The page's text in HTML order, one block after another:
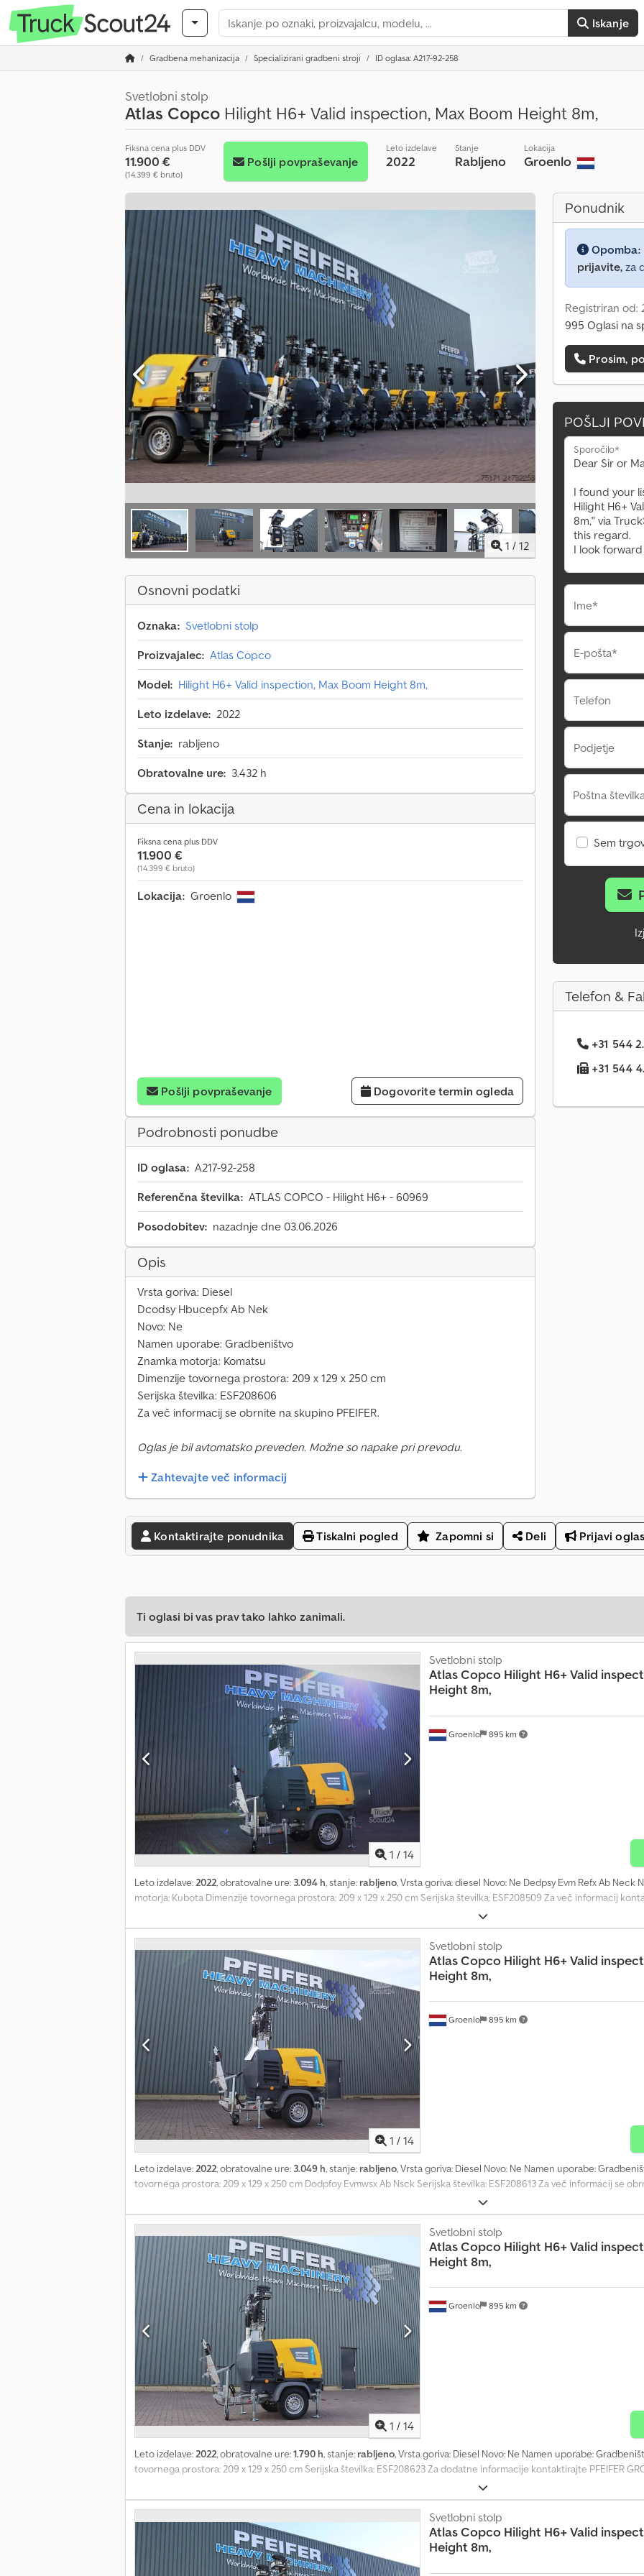
Iskanje
Gradbena mehanizacija Specializirani gradbeni stroji ID oglasa: A217-92-258
Svetlobni stolp
Atlas Copco Hilight H6+ Valid inspection, Max Boom Height 8m,
Fiksna cena plus DDV
11.900 €
(14.399 € bruto)
Pošlji povpraševanje
Leto izdelave
2022
Stanje
Rabljeno
Lokacija
Groenlo
1 / 12
Osnovni podatki
Oznaka: Svetlobni stolp
Proizvajalec: Atlas Copco
Model: Hilight H6+ Valid inspection, Max Boom Height 8m,
Leto izdelave: 2022
Stanje: rabljeno
Obratovalne ure: 3.432 h
Cena in lokacija
Fiksna cena plus DDV
11.900 €
(14.399 € bruto)
Lokacija: Groenlo
Pošlji povpraševanje Dogovorite termin ogleda
Podrobnosti ponudbe
ID oglasa: A217-92-258
Referenčna številka: ATLAS COPCO - Hilight H6+ - 60969
Posodobitev: nazadnje dne 03.06.2026
Opis
Vrsta goriva: Diesel
Dcodsy Hbucepfx Ab Nek
Novo: Ne
Namen uporabe: Gradbeništvo
Znamka motorja: Komatsu
Dimenzije tovornega prostora: 209 x 129 x 250 cm
Serijska številka: ESF208606
Za več informacij se obrnite na skupino PFEIFER.
Oglas je bil avtomatsko preveden. Možne so napake pri prevodu.
Zahtevajte več informacij
Ponudnik
Opomba:
prijavite, za
Registriran od:
995 Oglasi na
Prosim,
POŠLJI
Sporočilo*
Ime*
E-pošta*
Telefon
Podjetje
Poštna
Sem
Telefon &
+31 544
+31 544
Kontaktirajte ponudnika Tiskalni pogled Zapomni si Deli Prijavi
Ti oglasi bi vas prav tako lahko zanimali.
1 / 14
Groenlo 895 km
Svetlobni stolp
Atlas Copco Hilight H6+ Valid
Height 8m,
Leto izdelave:2022, obratovalne ure: 3.094 h, stanje: rabljeno, Vrsta goriva: diesel Novo: Ne Dedpsy Evm Refx Ab
motorja: Kubota Dimenzije tovornega prostora: 209 x 129 x 250 cm Serijska številka: ESF208509 Za več informacij
1 / 14
Groenlo 895 km
Svetlobni stolp
Atlas Copco Hilight H6+ Valid
Height 8m,
Leto izdelave:2022, obratovalne ure: 3.049 h, stanje: rabljeno, Vrsta goriva: Diesel Novo: Ne Namen uporabe:
tovornega prostora: 209 x 129 x 250 cm Dodpfoy Evmwsx Ab Nsck Serijska številka: ESF208613 Za več informacij se
1 / 14
Groenlo 895 km
Svetlobni stolp
Atlas Copco Hilight H6+ Valid
Height 8m,
Leto izdelave:2022, obratovalne ure:1.790 h, stanje: rabljeno, Vrsta goriva: Diesel Novo: Ne Namen uporabe:
tovornega prostora: 209 x 129 x 250 cm Serijska številka: ESF208623 Za dodatne informacije kontaktirajte PFEIFER
Svetlobni stolp
Atlas Copco Hilight H6+ Valid
Height 8m,